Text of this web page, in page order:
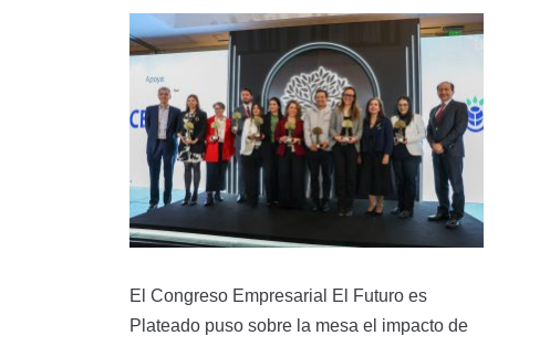
El Congreso Empresarial El Futuro es
Plateado puso sobre la mesa el impacto de